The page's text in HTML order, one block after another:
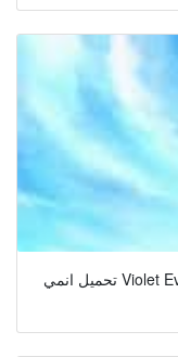
تحميل انمي Violet Evergarden برابط واحد ومباشر أنمي أبلودر